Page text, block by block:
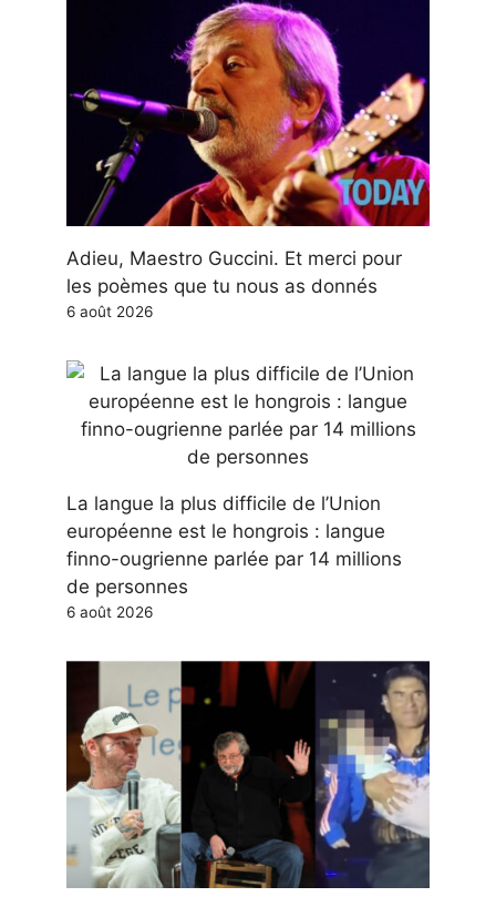
Adieu, Maestro Guccini. Et merci pour
les poèmes que tu nous as donnés
6 août 2026
La langue la plus difficile de l’Union
européenne est le hongrois : langue
finno-ougrienne parlée par 14 millions
de personnes
6 août 2026